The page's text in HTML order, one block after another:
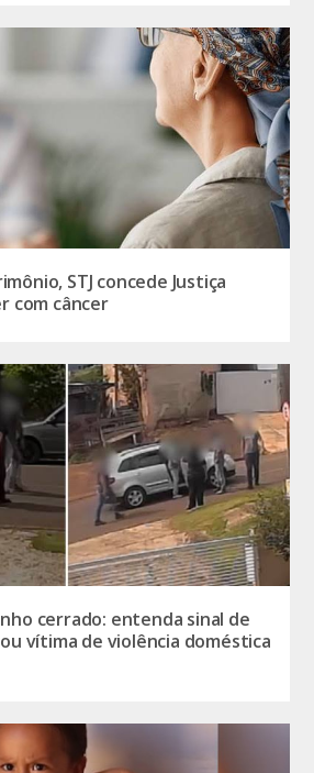
STJ concede Justiça
com câncer
cerrado: entenda sinal de
vítima de violência doméstica